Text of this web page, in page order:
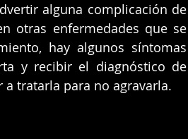
alguna complicación de
otras enfermedades que se
hay algunos síntomas
y recibir el diagnóstico de
a tratarla para no agravarla.